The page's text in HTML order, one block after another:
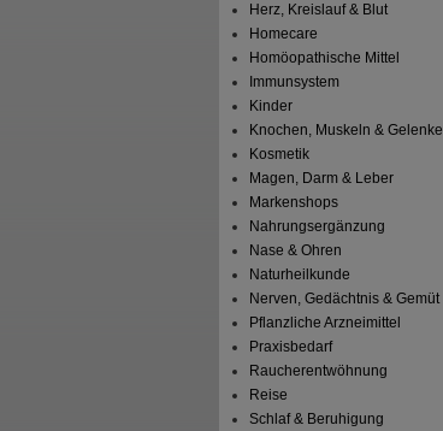
Herz, Kreislauf & Blut
Homecare
Homöopathische Mittel
Immunsystem
Kinder
Knochen, Muskeln & Gelenke
Kosmetik
Magen, Darm & Leber
Markenshops
Nahrungsergänzung
Nase & Ohren
Naturheilkunde
Nerven, Gedächtnis & Gemüt
Pflanzliche Arzneimittel
Praxisbedarf
Raucherentwöhnung
Reise
Schlaf & Beruhigung
PERENTEROL forte 250 mg
MEDICE Arzneimittel Pütter
GmbH&Co.KG
20St Hartkapseln
AVP***
Unser Preis
Sie sparen